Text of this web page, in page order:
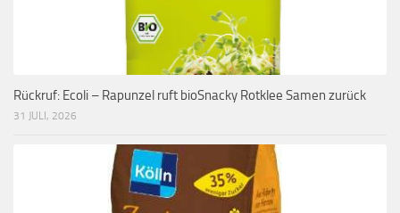
Rückruf: Ecoli – Rapunzel ruft bioSnacky Rotklee Samen zurück
31 JULI, 2026